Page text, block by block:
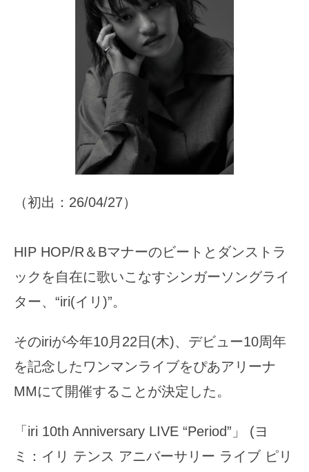
（初出：26/04/27）
HIP HOP/R＆Bマナーのビートとダンストラ
ックを自在に歌いこなすシンガーソングライ
ター、“iri(イリ)”。
そのiriが今年10月22日(木)、デビュー10周年
を記念したワンマンライブをぴあアリーナ
MMにて開催することが決定した。
「iri 10th Anniversary LIVE “Period”」 (ヨ
ミ：イリ テンス アニバーサリー ライブ ピリ